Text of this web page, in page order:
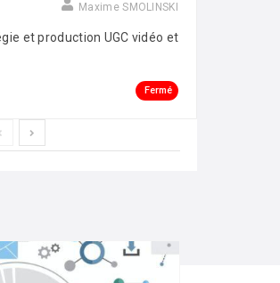
Maxime SMOLINSKI
et production UGC vidéo et
Fermé